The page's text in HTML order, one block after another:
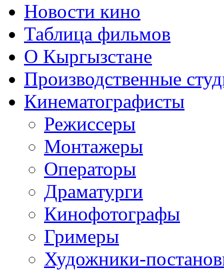
Новости кино
Таблица фильмов
О Кыргызстане
Производственные
Кинематографисты
Режиссеры
Монтажеры
Операторы
Драматурги
Кинофотографы
Гримеры
Художники-